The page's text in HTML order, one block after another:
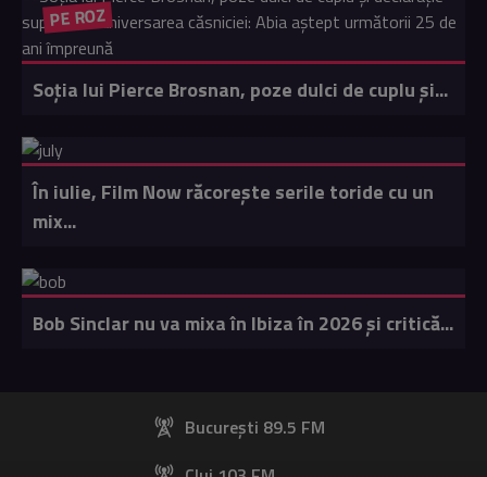
PE ROZ
Soția lui Pierce Brosnan, poze dulci de cuplu și...
În iulie, Film Now răcorește serile toride cu un
mix...
Bob Sinclar nu va mixa în Ibiza în 2026 și critică...
București 89.5 FM